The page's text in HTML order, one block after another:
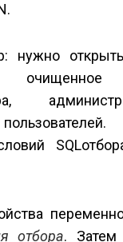
нужно
отбора. Затем